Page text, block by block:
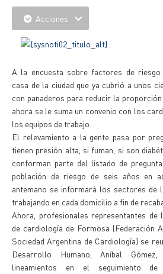
Acciones
A la encuesta sobre factores de
casa de la ciudad que ya cubrió a unos
con panaderos para reducir la proporción
ahora se le suma un convenio con los
los equipos de trabajo.
El relevamiento a la gente pasa por
tienen presión alta, si fuman, si son
conforman parte del listado de
población de riesgo de seis años en
antemano se informará los sectores de
trabajando en cada domicilio a fin de
Ahora, profesionales representantes de
de cardiología de Formosa (Federación
Sociedad Argentina de Cardiología) se
Desarrollo Humano, Aníbal
lineamientos en el seguimiento